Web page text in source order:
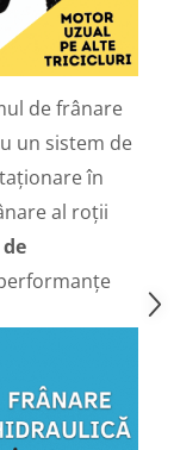
de frânare
un sistem de
în
al roții
de